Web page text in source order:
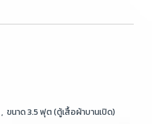
, ขนาด 3.5 ฟุต (ตู้เสื้อผ้าบานเปิด)